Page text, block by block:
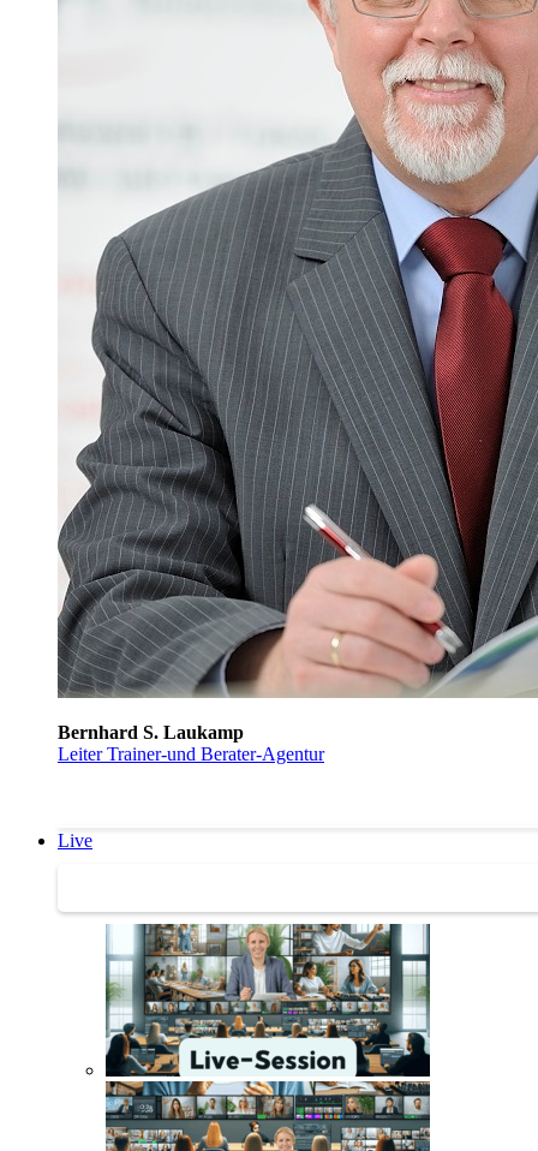
Bernhard S. Laukamp
Leiter Trainer-und Berater-Agentur
Live